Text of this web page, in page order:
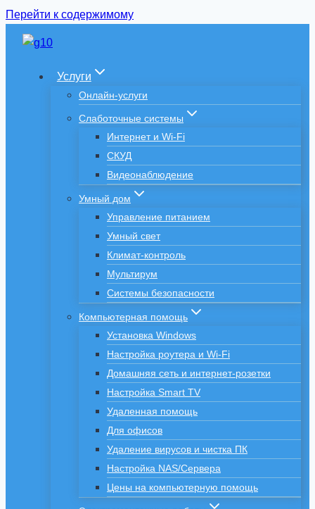
Перейти к содержимому
Услуги
Онлайн-услуги
Слаботочные системы
Интернет и Wi-Fi
СКУД
Видеонаблюдение
Умный дом
Управление питанием
Умный свет
Климат-контроль
Мультирум
Системы безопасности
Компьютерная помощь
Установка Windows
Настройка роутера и Wi-Fi
Домашняя сеть и интернет-розетки
Настройка Smart TV
Удаленная помощь
Для офисов
Удаление вирусов и чистка ПК
Настройка NAS/Сервера
Цены на компьютерную помощь